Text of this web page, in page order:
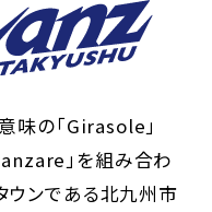
味の「Girasole」
」を組み合わ
ウンである北九州市